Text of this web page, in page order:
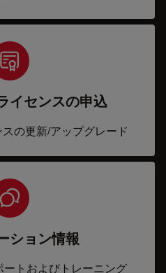
イセンスの申込
の更新/アップグレード
ション情報
トおよびトレーニング